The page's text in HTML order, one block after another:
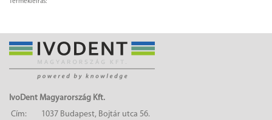
Termékleírás:
IvoDent Magyarország Kft.
Cím:
1037 Budapest, Bojtár utca 56.